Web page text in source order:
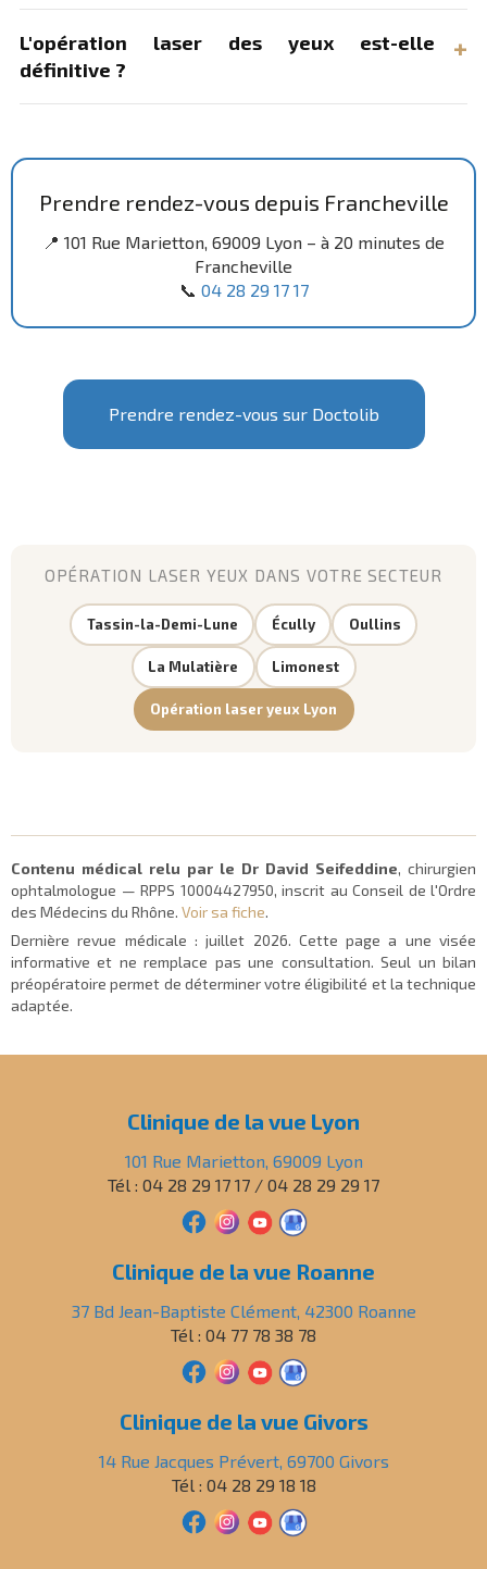
L'opération laser des yeux est-elle
définitive ?
Prendre rendez-vous depuis Francheville
📍 101 Rue Marietton, 69009 Lyon – à 20 minutes de
Francheville
📞 04 28 29 17 17
Prendre rendez-vous sur Doctolib
OPÉRATION LASER YEUX DANS VOTRE SECTEUR
Tassin-la-Demi-Lune Écully Oullins
La Mulatière Limonest
Opération laser yeux Lyon
Contenu médical relu par le Dr David Seifeddine, chirurgien
ophtalmologue — RPPS 10004427950, inscrit au Conseil de l'Ordre
des Médecins du Rhône. Voir sa fiche.
Dernière revue médicale :juillet 2026. Cette page a une visée
informative et ne remplace pas une consultation. Seul un bilan
préopératoire permet de déterminer votre éligibilité et la technique
adaptée.
Clinique de la vue Lyon
101 Rue Marietton, 69009 Lyon
Tél : 04 28 29 17 17 / 04 28 29 29 17
Clinique de la vue Roanne
37 Bd Jean-Baptiste Clément, 42300 Roanne
Tél : 04 77 78 38 78
Clinique de la vue Givors
14 Rue Jacques Prévert, 69700 Givors
Tél : 04 28 29 18 18